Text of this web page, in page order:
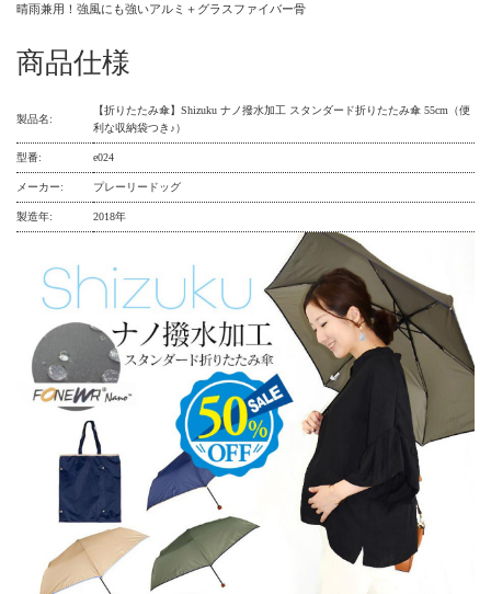
晴雨兼用！強風にも強いアルミ＋グラスファイバー骨
商品仕様
製品名:
【折りたたみ傘】Shizuku ナノ撥水加工 スタンダード折りたたみ傘 55cm（便
利な収納袋つき♪）
型番: e024
メーカー: プレーリードッグ
製造年: 2018年